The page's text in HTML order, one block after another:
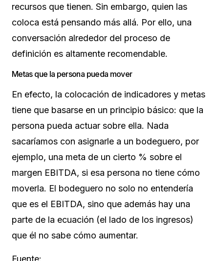
recursos que tienen. Sin embargo, quien las
coloca está pensando más allá. Por ello, una
conversación alrededor del proceso de
definición es altamente recomendable.
Metas que la persona pueda mover
En efecto, la colocación de indicadores y metas
tiene que basarse en un principio básico: que la
persona pueda actuar sobre ella. Nada
sacaríamos con asignarle a un bodeguero, por
ejemplo, una meta de un cierto % sobre el
margen EBITDA, si esa persona no tiene cómo
moverla. El bodeguero no solo no entendería
que es el EBITDA, sino que además hay una
parte de la ecuación (el lado de los ingresos)
que él no sabe cómo aumentar.
Fuente: